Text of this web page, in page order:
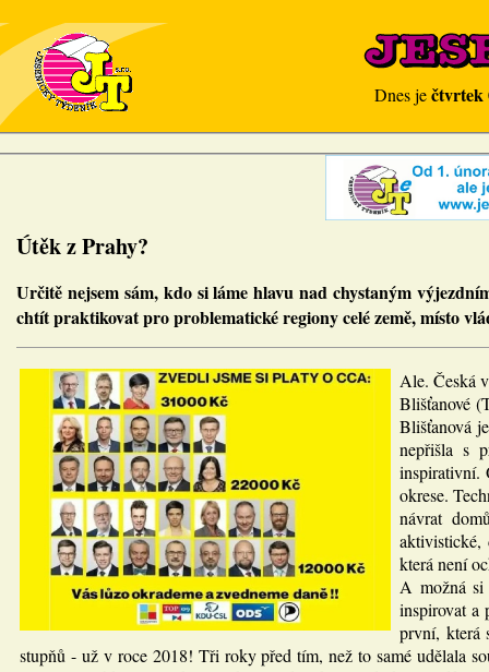
Dnes ječtvrtek
Útěk z Prahy?
Určitě nejsem sám, kdo si láme hlavu nad chystaným
chtít praktikovat pro problematické regiony celé země, místo
Ale. Česká
Blišťanové
Blišťanová
nepřišla s
inspirativní.
okrese.
návrat
aktivistické,
která není
A možná si
inspirovat a
první, která
stupňů - už v roce 2018! Tři roky před tím, než to samé udělala